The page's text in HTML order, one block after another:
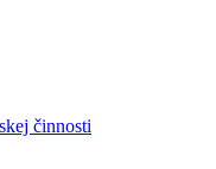
činnosti